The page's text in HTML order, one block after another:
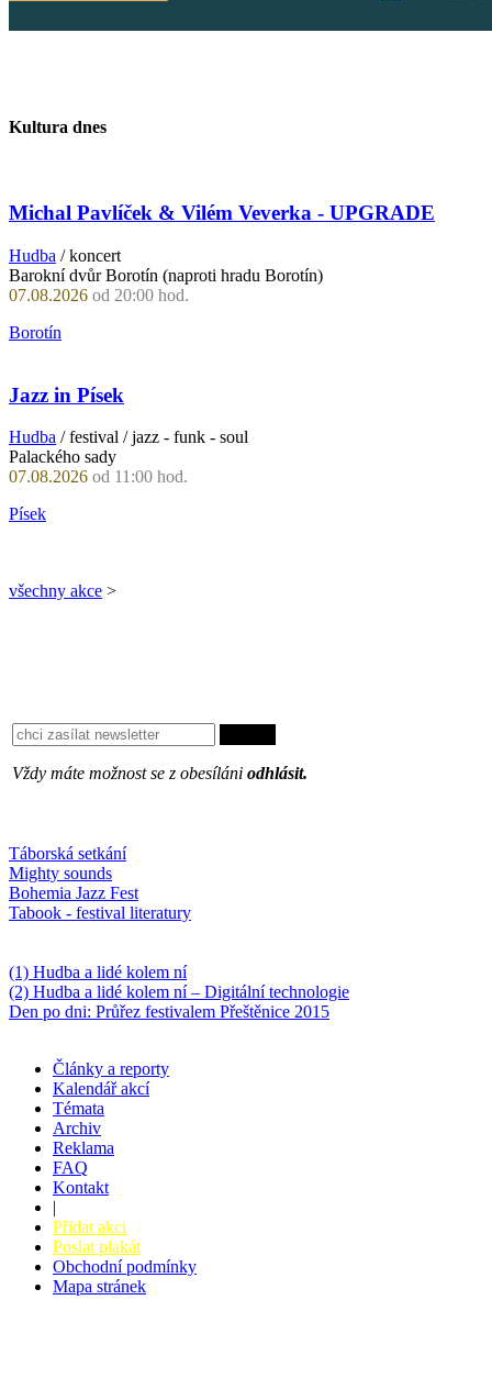
Kultura dnes
Michal Pavlíček & Vilém Veverka - UPGRADE
Hudba / koncert
Barokní dvůr Borotín (naproti hradu Borotín)
07.08.2026 od 20:00 hod.
Borotín
Jazz in Písek
Hudba / festival / jazz - funk - soul
Palackého sady
07.08.2026 od 11:00 hod.
Písek
všechny akce >
Vždy máte možnost se z obesíláni odhlásit.
Táborská setkání
Mighty sounds
Bohemia Jazz Fest
Tabook - festival literatury
(1) Hudba a lidé kolem ní
(2) Hudba a lidé kolem ní – Digitální technologie
Den po dni: Průřez festivalem Přeštěnice 2015
Články a reporty
Kalendář akcí
Témata
Archiv
Reklama
FAQ
Kontakt
|
Přidat akci
Poslat plakát
Obchodní podmínky
Mapa stránek